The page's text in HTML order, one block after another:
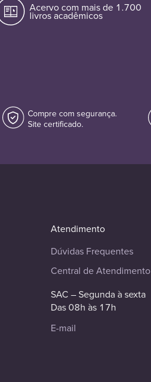
Acervo com mais de 1.700
livros acadêmicos
Compre com segurança.
Site certificado.
Atendimento
Dúvidas Frequentes
Central de Atendimento
SAC – Segunda à sexta
Das 08h às 17h
E-mail